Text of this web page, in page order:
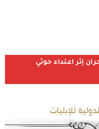
في نجران إثر اعتداء حوثي
للإبليات